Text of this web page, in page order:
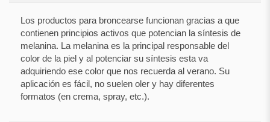
Los productos para broncearse funcionan gracias a que
contienen principios activos que potencian la síntesis de
melanina. La melanina es la principal responsable del
color de la piel y al potenciar su síntesis esta va
adquiriendo ese color que nos recuerda al verano. Su
aplicación es fácil, no suelen oler y hay diferentes
formatos (en crema, spray, etc.).